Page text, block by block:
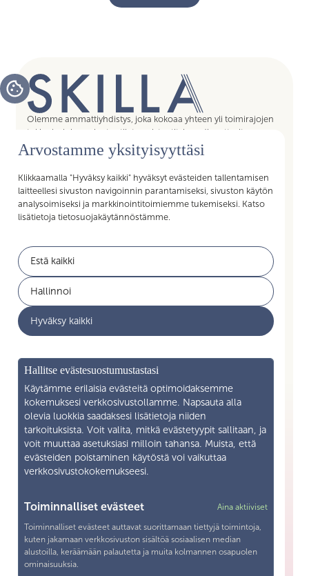
Arvostamme yksityisyyttäsi
Klikkaamalla "Hyväksy kaikki" hyväksyt evästeiden tallentamisen
laitteellesi sivuston navigoinnin parantamiseksi, sivuston käytön
analysoimiseksi ja markkinointitoimiemme tukemiseksi. Katso
lisätietoja tietosuojakäytännöstämme.
Estä kaikki
Hallinnoi
Hyväksy kaikki
Hallitse evästesuostumustastasi
Käytämme erilaisia evästeitä optimoidaksemme
kokemuksesi verkkosivustollamme. Napsauta alla
olevia luokkia saadaksesi lisätietoja niiden
tarkoituksista. Voit valita, mitkä evästetyypit sallitaan, ja
voit muuttaa asetuksiasi milloin tahansa. Muista, että
evästeiden poistaminen käytöstä voi vaikuttaa
verkkosivustokokemukseesi.
Toiminnalliset evästeet Aina aktiiviset
Toiminnalliset evästeet auttavat suorittamaan tiettyjä toimintoja,
kuten jakamaan verkkosivuston sisältöä sosiaalisen median
alustoilla, keräämään palautetta ja muita kolmannen osapuolen
ominaisuuksia.
Olemme ammattiyhdistys, joka kokoaa yhteen yli toimirajojen
tukipalvelujen asiantuntijat, assistentit, koordinaattorit,
esihenkilöt ja päälliköt – kaikki sujuvan arjen mahdollistajat.
Liittymällä Skillan jäseneksi saat Akavan Erityisalojen liiton
Pikalinkit
Jäsenyys
Työelämän palvelut
Ajankohtaista
Yhteystiedot
Liity jäseneksi
Henkilötietojen käsittely
Tietosuojaseloste
Yhteystiedot
Snellmaninkatu 19—21 F 13 00170 Helsingfors
040 571 1038